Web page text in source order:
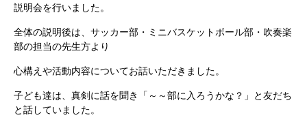
説明会を行いました。
全体の説明後は、サッカー部・ミニバスケットボール部・吹奏楽
部の担当の先生方より
心構えや活動内容についてお話いただきました。
子ども達は、真剣に話を聞き「～～部に入ろうかな？」と友だち
と話していました。